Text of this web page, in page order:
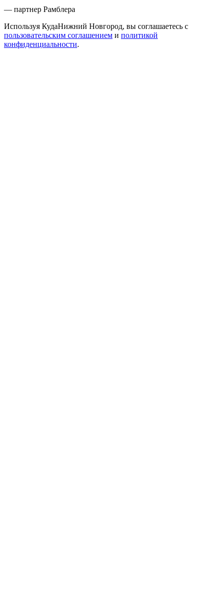
— партнер Рамблера
Используя КудаНижний Новгород, вы соглашаетесь с
пользовательским соглашением и политикой
конфиденциальности.